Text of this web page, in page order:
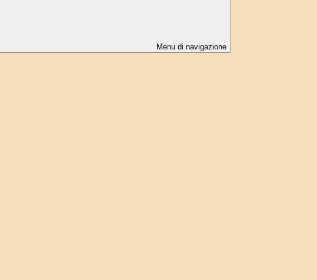
Menu di navigazione